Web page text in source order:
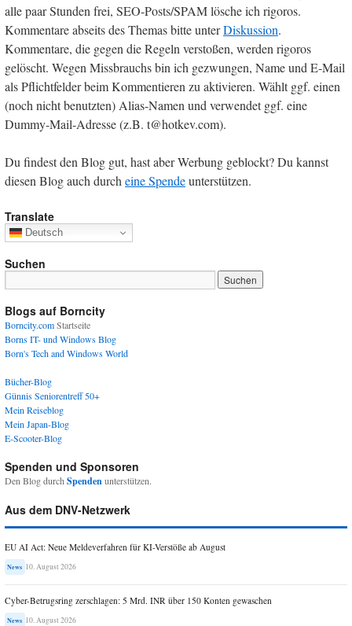
alle paar Stunden frei, SEO-Posts/SPAM lösche ich rigoros.
Kommentare abseits des Themas bitte unterDiskussion.
Kommentare, die gegen die Regeln verstoßen, werden rigoros
gelöscht. Wegen Missbrauchs bin ich gezwungen, Name und E-Mail
als Pflichtfelder beim Kommentieren zu aktivieren. Wählt ggf. einen
(noch nicht benutzten) Alias-Namen und verwendet ggf. eine
Dummy-Mail-Adresse (z.B. t@hotkev.com).
Du findest den Blog gut, hast aber Werbung geblockt? Du kannst
diesen Blog auch durch eine Spendeunterstützen.
Translate
Deutsch
Suchen
Blogs auf Borncity
Borncity.comStartseite
Borns IT- und Windows Blog
Born's Tech and Windows World
Bücher-Blog
Günnis Seniorentreff 50+
Mein Reiseblog
Mein Japan-Blog
E-Scooter-Blog
Spenden und Sponsoren
Den Blog durch Spendenunterstützen.
Aus dem DNV-Netzwerk
EU AI Act: Neue Meldeverfahren für KI-Verstöße ab August
News 10. August 2026
Cyber-Betrugsring zerschlagen: 5 Mrd. INR über 150 Konten gewaschen
News 10. August 2026